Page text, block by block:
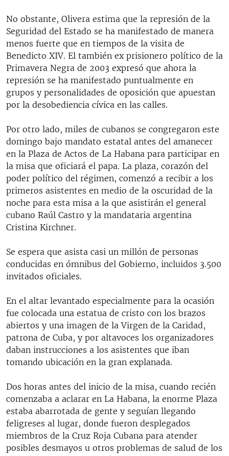
No obstante, Olivera estima que la represión de la
Seguridad del Estado se ha manifestado de manera
menos fuerte que en tiempos de la visita de
Benedicto XIV. El también ex prisionero político de la
Primavera Negra de 2003 expresó que ahora la
represión se ha manifestado puntualmente en
grupos y personalidades de oposición que apuestan
por la desobediencia cívica en las calles.
Por otro lado, miles de cubanos se congregaron este
domingo bajo mandato estatal antes del amanecer
en la Plaza de Actos de La Habana para participar en
la misa que oficiará el papa. La plaza, corazón del
poder político del régimen, comenzó a recibir a los
primeros asistentes en medio de la oscuridad de la
noche para esta misa a la que asistirán el general
cubano Raúl Castro y la mandataria argentina
Cristina Kirchner.
Se espera que asista casi un millón de personas
conducidas en ómnibus del Gobierno, incluidos 3.500
invitados oficiales.
En el altar levantado especialmente para la ocasión
fue colocada una estatua de cristo con los brazos
abiertos y una imagen de la Virgen de la Caridad,
patrona de Cuba, y por altavoces los organizadores
daban instrucciones a los asistentes que iban
tomando ubicación en la gran explanada.
Dos horas antes del inicio de la misa, cuando recién
comenzaba a aclarar en La Habana, la enorme Plaza
estaba abarrotada de gente y seguían llegando
feligreses al lugar, donde fueron desplegados
miembros de la Cruz Roja Cubana para atender
posibles desmayos u otros problemas de salud de los